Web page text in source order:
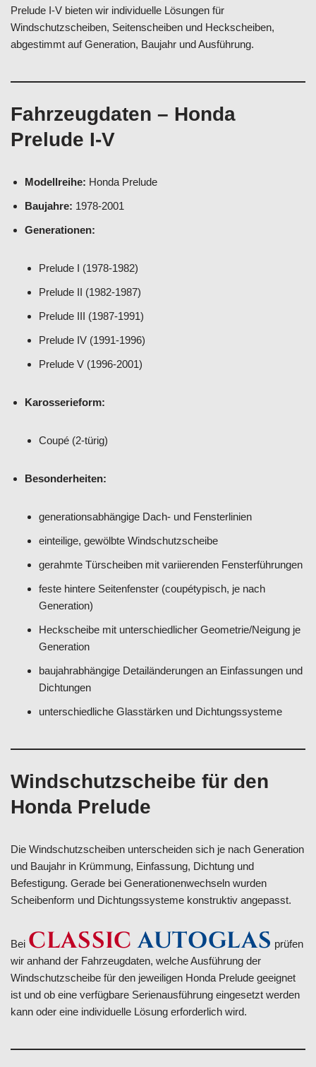
Prelude I-V bieten wir individuelle Lösungen für
Windschutzscheiben, Seitenscheiben und Heckscheiben,
abgestimmt auf Generation, Baujahr und Ausführung.
Fahrzeugdaten – Honda
Prelude I-V
Modellreihe: Honda Prelude
Baujahre: 1978-2001
Generationen:
Prelude I (1978-1982)
Prelude II (1982-1987)
Prelude III (1987-1991)
Prelude IV (1991-1996)
Prelude V (1996-2001)
Karosserieform:
Coupé (2-türig)
Besonderheiten:
generationsabhängige Dach- und Fensterlinien
einteilige, gewölbte Windschutzscheibe
gerahmte Türscheiben mit variierenden Fensterführungen
feste hintere Seitenfenster (coupétypisch, je nach
Generation)
Heckscheibe mit unterschiedlicher Geometrie/Neigung je
Generation
baujahrabhängige Detailänderungen an Einfassungen und
Dichtungen
unterschiedliche Glasstärken und Dichtungssysteme
Windschutzscheibe für den
Honda Prelude
Die Windschutzscheiben unterscheiden sich je nach Generation
und Baujahr in Krümmung, Einfassung, Dichtung und
Befestigung. Gerade bei Generationenwechseln wurden
Scheibenform und Dichtungssysteme konstruktiv angepasst.
Bei CLASSIC AUTOGLAS prüfen
wir anhand der Fahrzeugdaten, welche Ausführung der
Windschutzscheibe für den jeweiligen Honda Prelude geeignet
ist und ob eine verfügbare Serienausführung eingesetzt werden
kann oder eine individuelle Lösung erforderlich wird.